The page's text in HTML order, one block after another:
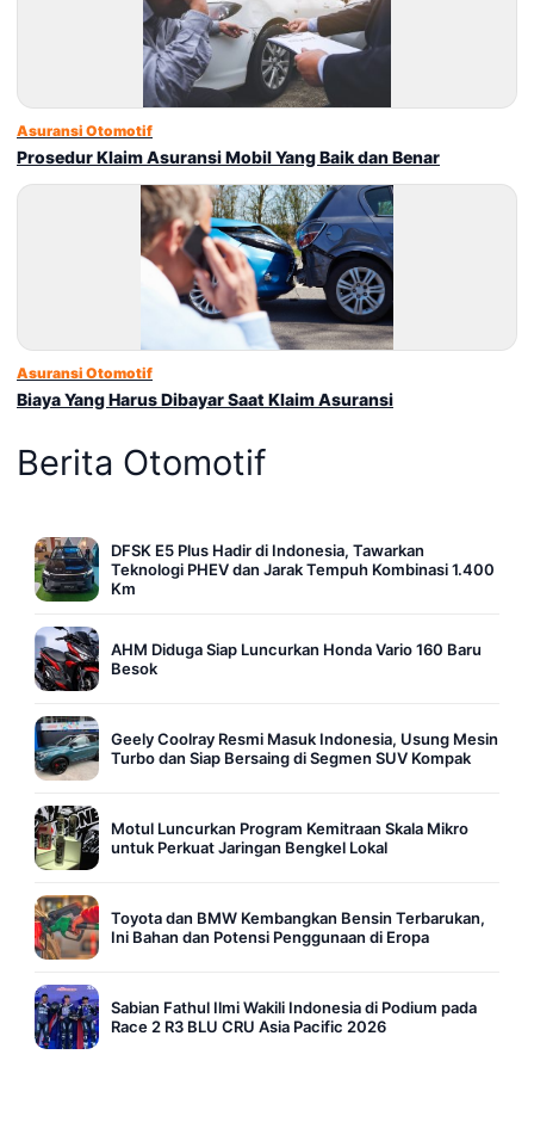
Asuransi Otomotif
Prosedur Klaim Asuransi Mobil Yang Baik dan Benar
Asuransi Otomotif
Biaya Yang Harus Dibayar Saat Klaim Asuransi
Berita Otomotif
DFSK E5 Plus Hadir di Indonesia, Tawarkan
Teknologi PHEV dan Jarak Tempuh Kombinasi 1.400
Km
AHM Diduga Siap Luncurkan Honda Vario 160 Baru
Besok
Geely Coolray Resmi Masuk Indonesia, Usung Mesin
Turbo dan Siap Bersaing di Segmen SUV Kompak
Motul Luncurkan Program Kemitraan Skala Mikro
untuk Perkuat Jaringan Bengkel Lokal
Toyota dan BMW Kembangkan Bensin Terbarukan,
Ini Bahan dan Potensi Penggunaan di Eropa
Sabian Fathul Ilmi Wakili Indonesia di Podium pada
Race 2 R3 BLU CRU Asia Pacific 2026